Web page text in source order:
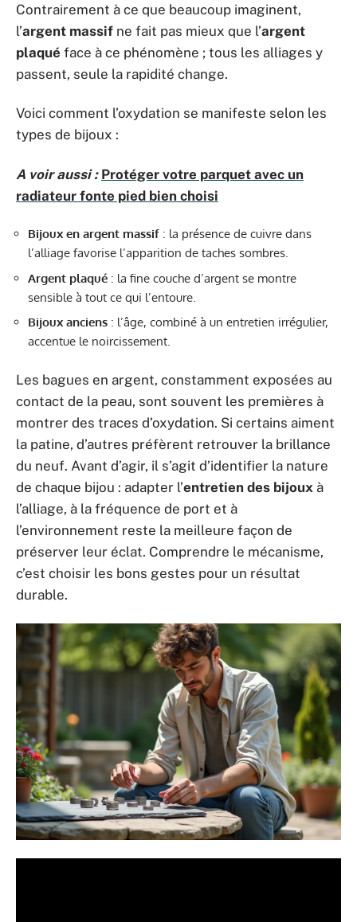
Contrairement à ce que beaucoup imaginent,
l’argent massif ne fait pas mieux que l’argent
plaqué face à ce phénomène ; tous les alliages y
passent, seule la rapidité change.
Voici comment l’oxydation se manifeste selon les
types de bijoux :
A voir aussi : Protéger votre parquet avec un
radiateur fonte pied bien choisi
Bijoux en argent massif : la présence de cuivre dans
l’alliage favorise l’apparition de taches sombres.
Argent plaqué : la fine couche d’argent se montre
sensible à tout ce qui l’entoure.
Bijoux anciens : l’âge, combiné à un entretien irrégulier,
accentue le noircissement.
Les bagues en argent, constamment exposées au
contact de la peau, sont souvent les premières à
montrer des traces d’oxydation. Si certains aiment
la patine, d’autres préfèrent retrouver la brillance
du neuf. Avant d’agir, il s’agit d’identifier la nature
de chaque bijou : adapter l’entretien des bijoux à
l’alliage, à la fréquence de port et à
l’environnement reste la meilleure façon de
préserver leur éclat. Comprendre le mécanisme,
c’est choisir les bons gestes pour un résultat
durable.